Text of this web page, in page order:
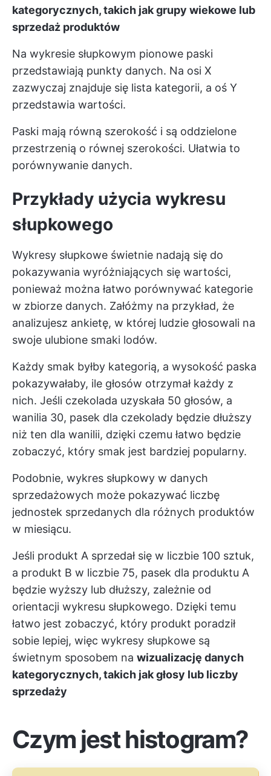
kategorycznych, takich jak grupy wiekowe lub
sprzedaż produktów
Na wykresie słupkowym pionowe paski
przedstawiają punkty danych. Na osi X
zazwyczaj znajduje się lista kategorii, a oś Y
przedstawia wartości.
Paski mają równą szerokość i są oddzielone
przestrzenią o równej szerokości. Ułatwia to
porównywanie danych.
Przykłady użycia wykresu
słupkowego
Wykresy słupkowe świetnie nadają się do
pokazywania wyróżniających się wartości,
ponieważ można łatwo porównywać kategorie
w zbiorze danych. Załóżmy na przykład, że
analizujesz ankietę, w której ludzie głosowali na
swoje ulubione smaki lodów.
Każdy smak byłby kategorią, a wysokość paska
pokazywałaby, ile głosów otrzymał każdy z
nich. Jeśli czekolada uzyskała 50 głosów, a
wanilia 30, pasek dla czekolady będzie dłuższy
niż ten dla wanilii, dzięki czemu łatwo będzie
zobaczyć, który smak jest bardziej popularny.
Podobnie, wykres słupkowy w danych
sprzedażowych może pokazywać liczbę
jednostek sprzedanych dla różnych produktów
w miesiącu.
Jeśli produkt A sprzedał się w liczbie 100 sztuk,
a produkt B w liczbie 75, pasek dla produktu A
będzie wyższy lub dłuższy, zależnie od
orientacji wykresu słupkowego. Dzięki temu
łatwo jest zobaczyć, który produkt poradził
sobie lepiej, więc wykresy słupkowe są
świetnym sposobem na wizualizację danych
kategorycznych, takich jak głosy lub liczby
sprzedaży
Czym jest histogram?